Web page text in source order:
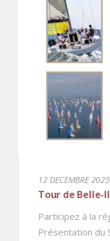
12 DECEMBRE 2025
Tour de Belle-
Participez à la
Présentation du